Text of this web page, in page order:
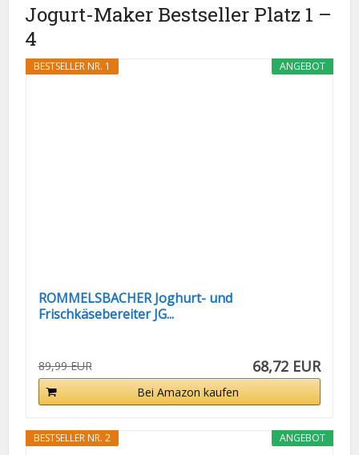
Jogurt-Maker Bestseller Platz 1 –
4
ANGEBOT
BESTSELLER NR. 1
ROMMELSBACHER Joghurt- und
Frischkäsebereiter JG...
89,99 EUR 68,72 EUR
Bei Amazon kaufen
ANGEBOT
BESTSELLER NR. 2